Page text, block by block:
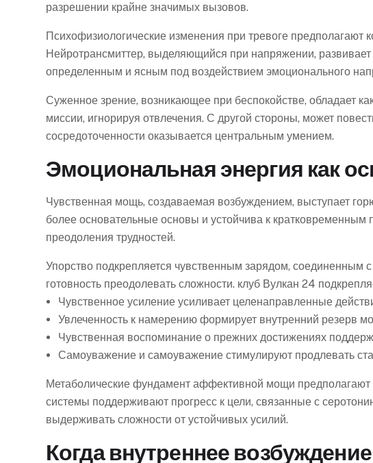
разрешении крайне значимых вызовов.
Психофизиологические изменения при тревоге
Нейротрансмиттер, выделяющийся при напряжении,
определенным и ясным под воздействием эмоционального
Суженное зрение, возникающее при беспокойстве, обладает
миссии, игнорируя отвлечения. С другой стороны, может
сосредоточенности оказывается центральным умением.
Эмоциональная энергия как
Чувственная мощь, создаваемая возбуждением, выступает
более основательные основы и устойчива к
преодоления трудностей.
Упорство подкрепляется чувственным зарядом,
готовность преодолевать сложности. клуб Вулкан 24
Чувственное усиление усиливает целенаправленные
Увлеченность к намерению формирует внутренний резерв
Чувственная воспоминание о прежних достижениях
Самоуважение и самоуважение стимулируют продлевать
Метаболические фундамент аффективной мощи
системы поддерживают прогресс к цели, связанные с
выдерживать сложности от устойчивых усилий.
Когда внутреннее